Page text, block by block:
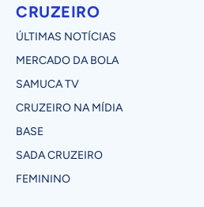
CRUZEIRO
ÚLTIMAS NOTÍCIAS
MERCADO DA BOLA
SAMUCA TV
CRUZEIRO NA MÍDIA
BASE
SADA CRUZEIRO
FEMININO